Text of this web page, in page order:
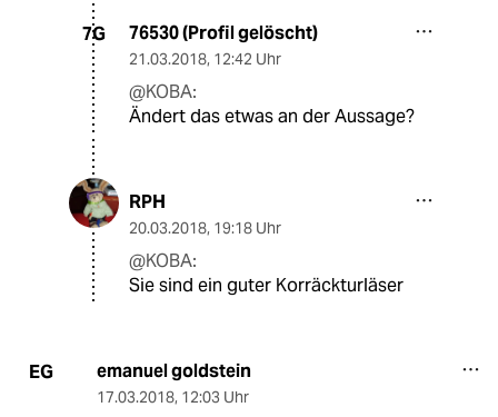
7G 76530 (Profil gelöscht)
21.03.2018, 12:42 Uhr
@KOBA:
Ändert das etwas an der Aussage?
RPH
20.03.2018, 19:18 Uhr
@KOBA:
Sie sind ein guter Korräckturläser
EG emanuel goldstein
17.03.2018, 12:03 Uhr